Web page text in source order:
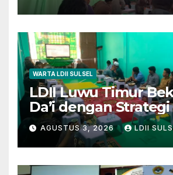
WARTA LDII SULSEL
LDII Luwu Timur
Da’i dengan
dan Kewirausahaan
Wujudkan
AGUSTUS 3, 2026 LDII